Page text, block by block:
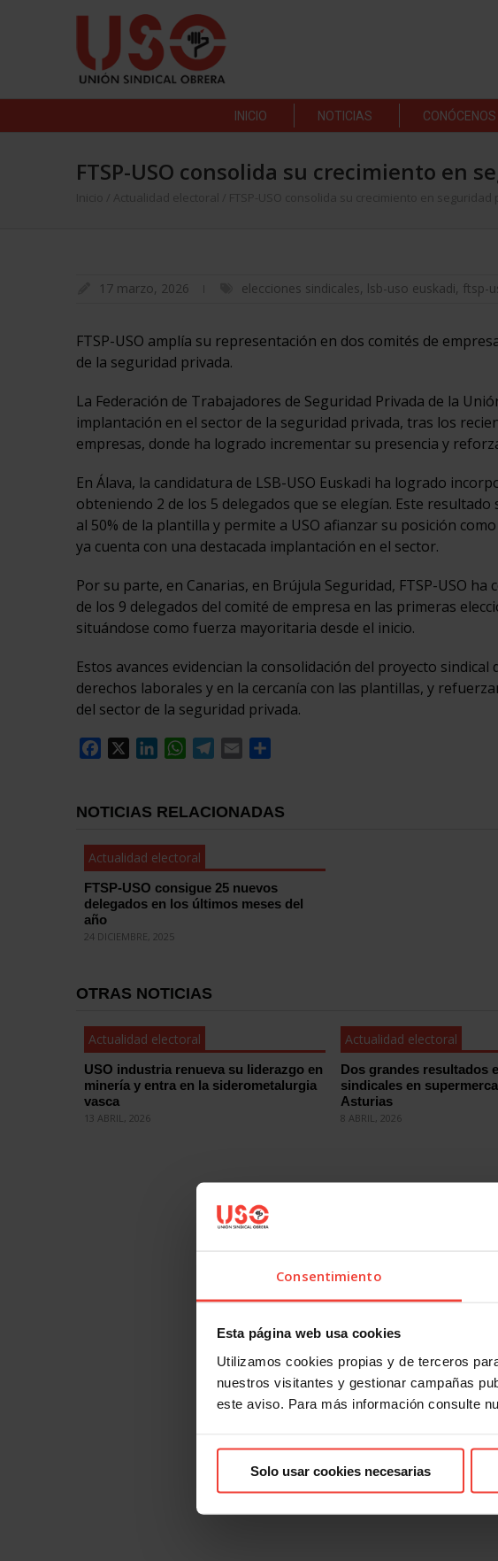
Consentimiento
Esta página web usa cookies
Utilizamos cookies propias y de terceros
nuestros visitantes y gestionar campañas
este aviso. Para más información consulte
Solo usar cookies necesarias
INICIO NOTICIAS CONÓCENOS
FTSP-USO consolida su crecimiento en
Inicio Actualidad electoral FTSP-USO consolida su crecimiento en seguridad
17 marzo, 2026 elecciones sindicales, lsb-uso euskadi, ftsp-
FTSP-USO amplía su representación en dos comités de
de la seguridad privada.
La Federación de Trabajadores de Seguridad Privada de la
implantación en el sector de la seguridad privada, tras los
empresas, donde ha logrado incrementar su presencia y
En Álava, la candidatura de LSB-USO Euskadi ha logrado
obteniendo 2 de los 5 delegados que se elegían. Este
al 50% de la plantilla y permite a USO afianzar su posición
ya cuenta con una destacada implantación en el sector.
Por su parte, en Canarias, en Brújula Seguridad, FTSP-USO
de los 9 delegados del comité de empresa en las primeras
situándose como fuerza mayoritaria desde el inicio.
Estos avances evidencian la consolidación del proyecto sindical
derechos laborales y en la cercanía con las plantillas, y
del sector de la seguridad privada.
Facebook
LinkedInWhatsApp
Telegram
Email
NOTICIAS RELACIONADAS
Actualidad electoral
FTSP-USO consigue 25 nuevos
delegados en los últimos meses del
año
24 DICIEMBRE, 2025
OTRAS NOTICIAS
Actualidad electoral
USO industria renueva su liderazgo en
minería y entra en la siderometalurgia
vasca
13 ABRIL, 2026
Actualidad electoral
Dos grandes resultados
sindicales en
Asturias
8 ABRIL, 2026